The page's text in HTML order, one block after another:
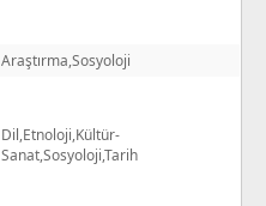
Araştırma,Sosyoloji
Dil,Etnoloji,Kültür-
Sanat,Sosyoloji,Tarih